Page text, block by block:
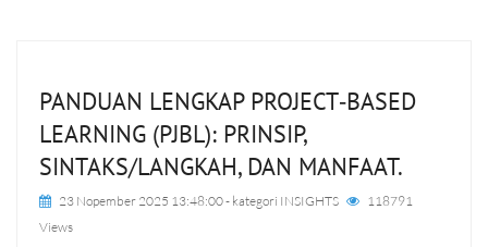
PANDUAN LENGKAP PROJECT‑BASED
LEARNING (PJBL): PRINSIP,
SINTAKS/LANGKAH, DAN MANFAAT.
23 Nopember 2025 13:48:00- kategori INSIGHTS
118791
Views